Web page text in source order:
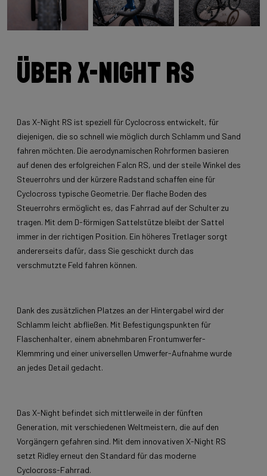
Über X-Night RS
Das X-Night RS ist speziell für Cyclocross entwickelt, für
diejenigen, die so schnell wie möglich durch Schlamm und Sand
fahren möchten. Die aerodynamischen Rohrformen basieren
auf denen des erfolgreichen Falcn RS, und der steile Winkel des
Steuerrohrs und der kürzere Radstand schaffen eine für
Cyclocross typische Geometrie. Der flache Boden des
Steuerrohrs ermöglicht es, das Fahrrad auf der Schulter zu
tragen. Mit dem D-förmigen Sattelstütze bleibt der Sattel
immer in der richtigen Position. Ein höheres Tretlager sorgt
andererseits dafür, dass Sie geschickt durch das
verschmutzte Feld fahren können.
Dank des zusätzlichen Platzes an der Hintergabel wird der
Schlamm leicht abfließen. Mit Befestigungspunkten für
Flaschenhalter, einem abnehmbaren Frontumwerfer-
Klemmring und einer universellen Umwerfer-Aufnahme wurde
an jedes Detail gedacht.
Das X-Night befindet sich mittlerweile in der fünften
Generation, mit verschiedenen Weltmeistern, die auf den
Vorgängern gefahren sind. Mit dem innovativen X-Night RS
setzt Ridley erneut den Standard für das moderne
Cyclocross-Fahrrad.